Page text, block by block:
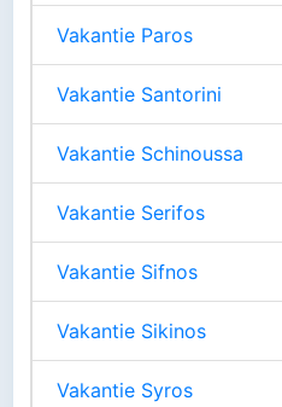
Vakantie Paros
Vakantie Santorini
Vakantie Schinoussa
Vakantie Serifos
Vakantie Sifnos
Vakantie Sikinos
Vakantie Syros